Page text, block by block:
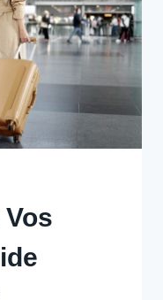
Vos